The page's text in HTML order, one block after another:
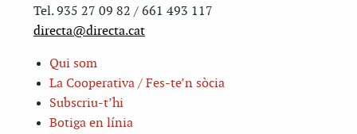
Tel. 935 27 09 82 / 661 493 117
directa@directa.cat
Qui som
La Cooperativa / Fes-te’n sòcia
Subscriu-t’hi
Botiga en línia